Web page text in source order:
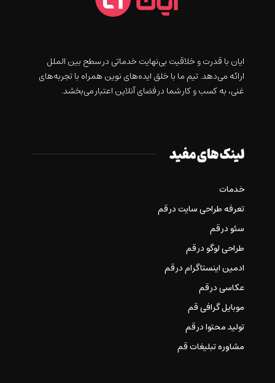
ايان با قدرت و خلاقيت بی‌نهایت خدماتی در سطح بین الملل
ارائه می‌دهد. تیم ما با خلق ایده‌های نوین همراه با تجربه‌های
غنی، به کسب و کار شما در فضای آنلاین اعتبار می‌بخشد.
لینک های مفید
خدمات
تعرفه طراحی سایت در قم
سئو در قم
طراحی لوگو در قم
ادمین اینستاگرام در قم
عکاسی در قم
موبایل گرافی قم
تولید محتوا در قم
مشاوره تبلیغات قم